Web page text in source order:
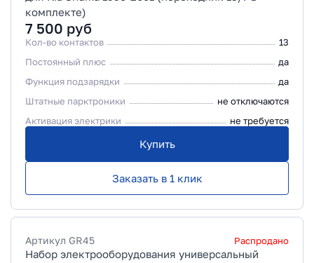
комплекте)
7 500 руб
Кол-во контактов
13
Постоянный плюс
да
Функция подзарядки
да
Штатные парктроники
не отключаются
Активация электрики
не требуется
Купить
Заказать в 1 клик
Артикул GR45 Распродано
Набор электрооборудования универсальный